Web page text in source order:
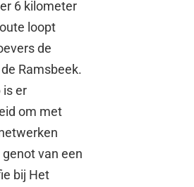
6 kilometer
loopt
de
Ramsbeek.
is er
om met
van een
bij Het